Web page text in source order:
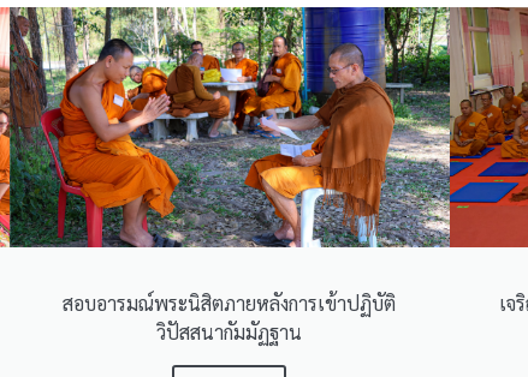
สอบอารมณ์พระนิสิตภายหลังการเข้าปฏิบัติ
วิปัสสนากัมมัฏฐาน
เจ